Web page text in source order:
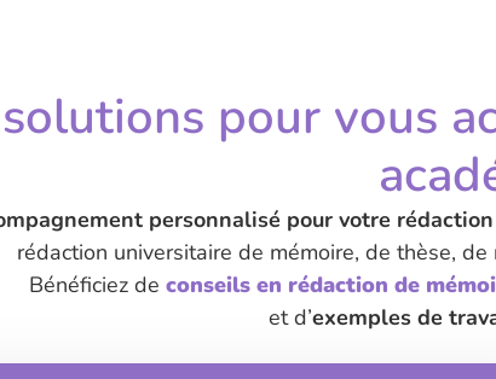
pour vous
personnalisé pour votre
rédaction universitaire de mémoire, de thèse,
Bénéficiez de conseils en rédaction de
et d’exemples de